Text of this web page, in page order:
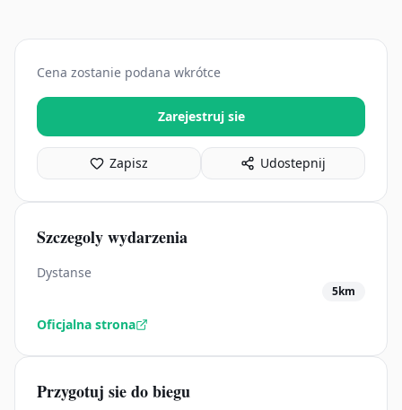
Cena zostanie podana wkrótce
Zarejestruj sie
Zapisz Udostepnij
Szczegoly wydarzenia
Dystanse
5km
Oficjalna strona
Przygotuj sie do biegu